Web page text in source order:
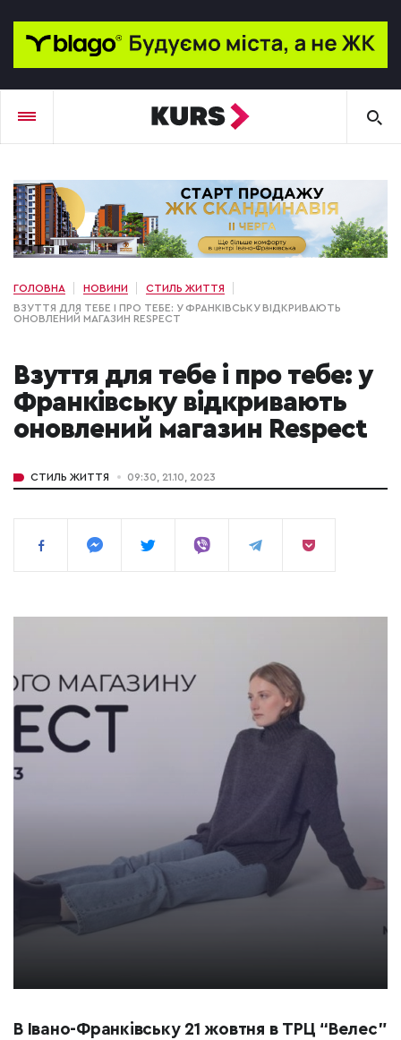
ГОЛОВНА НОВИНИ
СТИЛЬ ЖИТТЯ
ВЗУТТЯ ДЛЯ ТЕБЕ І ПРО ТЕБЕ: У ФРАНКІВСЬКУ ВІДКРИВАЮТЬ
ОНОВЛЕНИЙ МАГАЗИН RESPECT
Взуття для тебе і про тебе: у
Франківську відкривають
оновлений магазин Respect
СТИЛЬ ЖИТТЯ 09:30, 21.10, 2023
В Івано-Франківську 21 жовтня в ТРЦ “Велес”